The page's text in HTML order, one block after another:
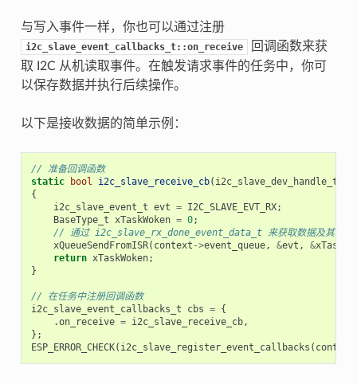
与写入事件一样，你也可以通过注册
i2c_slave_event_callbacks_t::on_receive
回调函数来获
取 I2C 从机读取事件。在触发请求事件的任务中，你可
以保存数据并执行后续操作。
以下是接收数据的简单示例：
// 准备回调函数
static
bool i2c_slave_receive_cb( i2c_slave_dev_handle_t
{
i2c_slave_event_t evt = I2C_SLAVE_EVT_RX;
BaseType_t xTaskWoken = 0;
// 通过 i2c_slave_rx_done_event_data_t 来获取数据及其长度
xQueueSendFromISR( context ->event_queue, &evt , &
return xTaskWoken;
}
// 在任务中注册回调函数
i2c_slave_event_callbacks_t
cbs = {
.on_receive = i2c_slave_receive_cb,
};
ESP_ERROR_CHECK( i2c_slave_register_event_callbacks ( context